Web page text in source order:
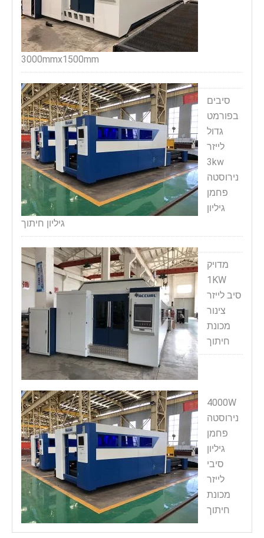
3000mmx1500mm
סיבים
בפורמט
גדול
לייזר
3kw
נירוסטה
פחמן
גיליון
גיליון חיתוך
מדויק
1KW
סיב לייזר
צינור
מכונת
חיתוך
4000W
נירוסטה
פחמן
גיליון
סיבי
לייזר
מכונת
חיתוך